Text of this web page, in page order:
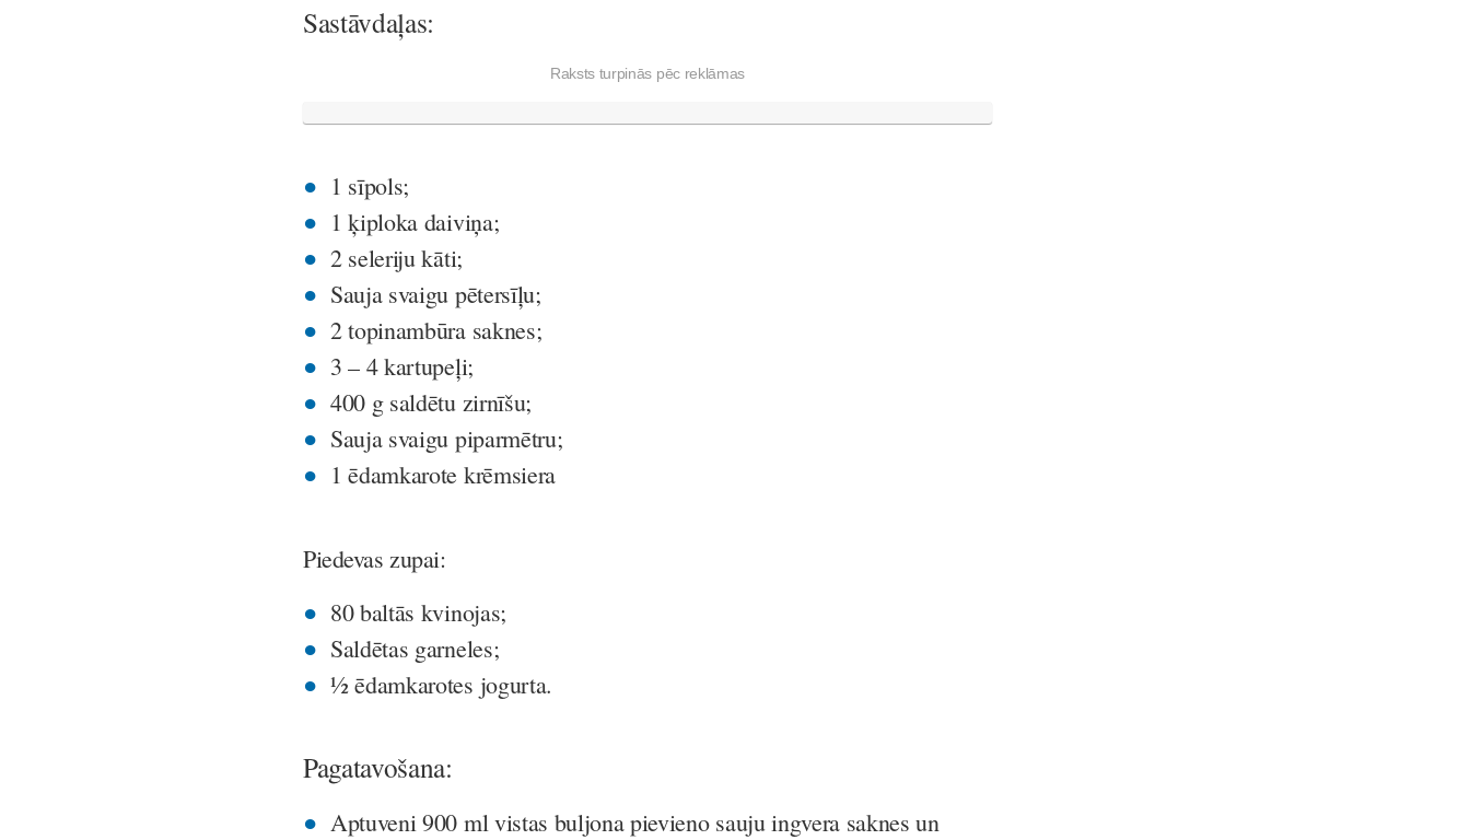
Sastāvdaļas:
Raksts turpinās pēc reklāmas
1 sīpols;
1 ķiploka daiviņa;
2 seleriju kāti;
Sauja svaigu pētersīļu;
2 topinambūra saknes;
3 – 4 kartupeļi;
400 g saldētu zirnīšu;
Sauja svaigu piparmētru;
1 ēdamkarote krēmsiera
Piedevas zupai:
80 baltās kvinojas;
Saldētas garneles;
½ ēdamkarotes jogurta.
Pagatavošana:
Aptuveni 900 ml vistas buljona pievieno sauju ingvera saknes un